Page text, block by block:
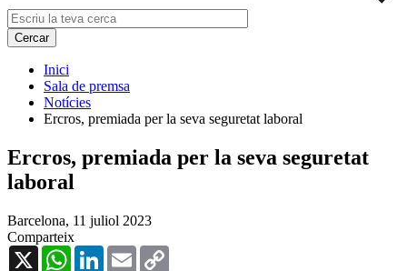
Inici
Sala de premsa
Notícies
Ercros, premiada per la seva seguretat laboral
Ercros, premiada per la seva seguretat
laboral
Barcelona, 11 juliol 2023
Comparteix
X
WhatsAppLinkedInEmail